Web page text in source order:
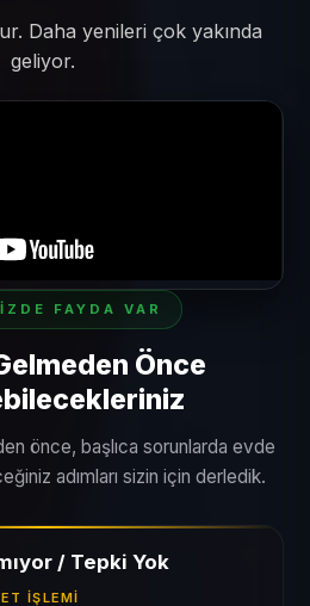
Daha yenileri çok yakında
geliyor.
FAYDA VAR
Önce
önce, başlıca sorunlarda evde
adımları sizin için derledik.
/ Tepki Yok
İŞLEMI